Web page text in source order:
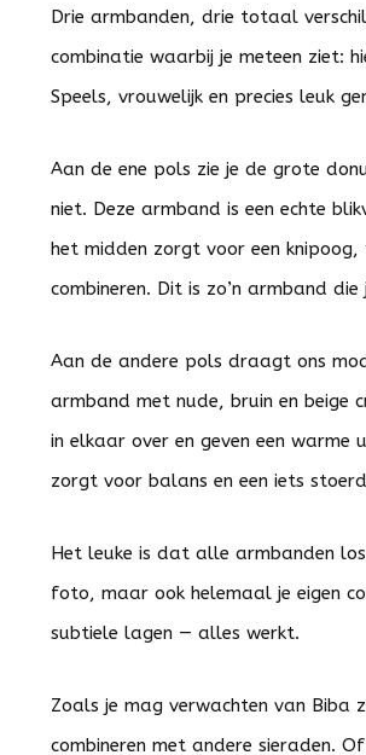
Drie armbanden, drie totaal
combinatie waarbij je meteen ziet:
Speels, vrouwelijk en precies leuk
Aan de ene pols zie je de grote
niet. Deze armband is een echte
het midden zorgt voor een
combineren. Dit is zo’n armband
Aan de andere pols draagt ons
armband met nude, bruin en beige
in elkaar over en geven een
zorgt voor balans en een iets
Het leuke is dat alle armbanden
foto, maar ook helemaal je eigen
subtiele lagen — alles werkt.
Zoals je mag verwachten van Biba
combineren met andere sieraden.